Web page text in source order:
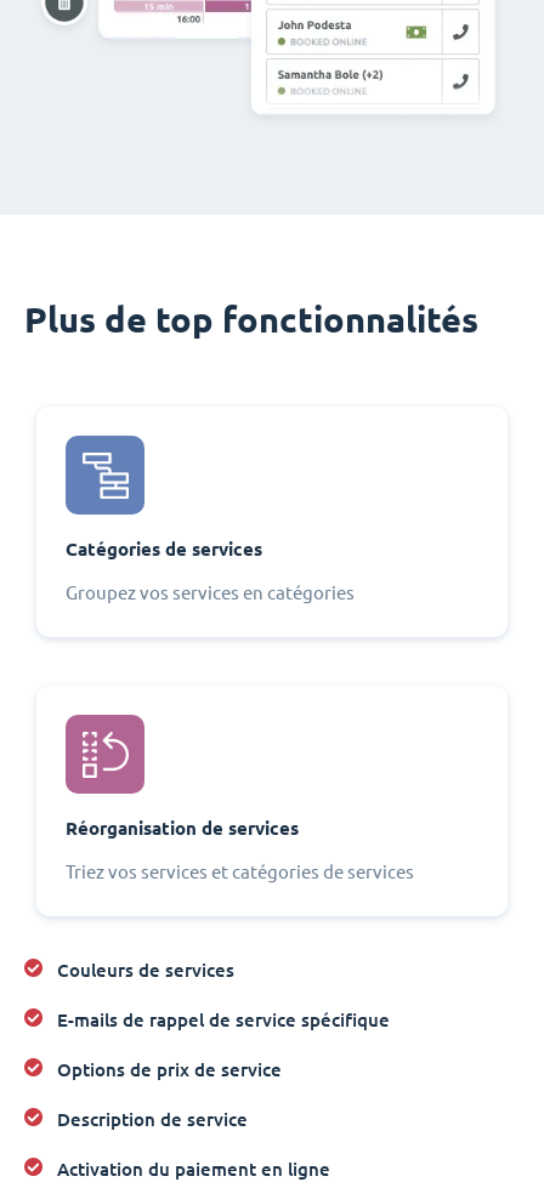
Plus de top fonctionnalités
Catégories de services
Groupez vos services en catégories
Réorganisation de services
Triez vos services et catégories de services
Couleurs de services
E-mails de rappel de service spécifique
Options de prix de service
Description de service
Activation du paiement en ligne